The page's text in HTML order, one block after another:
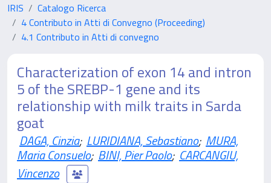
IRIS
Catalogo Ricerca
4 Contributo in Atti di Convegno (Proceeding)
4.1 Contributo in Atti di convegno
Characterization of exon 14 and intron
5 of the SREBP-1 gene and its
relationship with milk traits in Sarda
goat
DAGA, Cinzia; LURIDIANA, Sebastiano; MURA,
Maria Consuelo; BINI, Pier Paolo; CARCANGIU,
Vincenzo